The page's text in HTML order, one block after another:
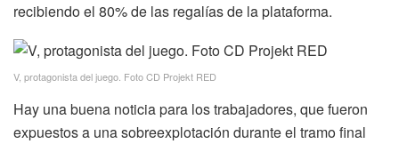
recibiendo el 80% de las regalías de la plataforma.
V, protagonista del juego. Foto CD Projekt RED
Hay una buena noticia para los trabajadores, que fueron
expuestos a una sobreexplotación durante el tramo final